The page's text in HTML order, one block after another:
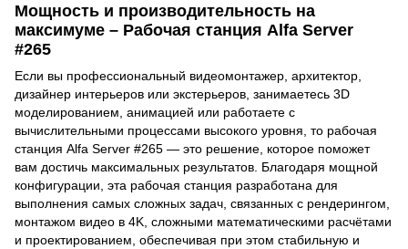
Мощность и производительность на
максимуме – Рабочая станция Alfa Server
#265
Если вы профессиональный видеомонтажер, архитектор,
дизайнер интерьеров или экстерьеров, занимаетесь 3D
моделированием, анимацией или работаете с
вычислительными процессами высокого уровня, то рабочая
станция Alfa Server #265 — это решение, которое поможет
вам достичь максимальных результатов. Благодаря мощной
конфигурации, эта рабочая станция разработана для
выполнения самых сложных задач, связанных с рендерингом,
монтажом видео в 4K, сложными математическими расчётами
и проектированием, обеспечивая при этом стабильную и